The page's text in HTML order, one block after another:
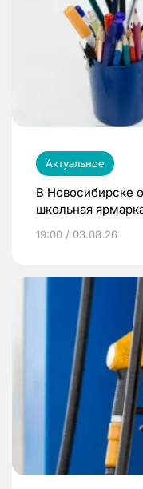
Актуальное
В Новосибирске
школьная
19:00 / 03.08.26